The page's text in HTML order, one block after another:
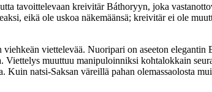
tavoittelevaan kreivitär Báthoryyn, joka
eikä ole uskoa näkemäänsä; kreivitär ei ole
viettelevää. Nuoripari on aseeton
Viettelys muuttuu manipuloinniksi kohtalokkain
natsi-Saksan väreillä pahan olemassaolosta